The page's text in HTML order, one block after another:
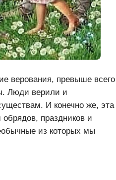
верования, превыше всего
Люди верили и
И конечно же, эта
праздников и
из которых мы